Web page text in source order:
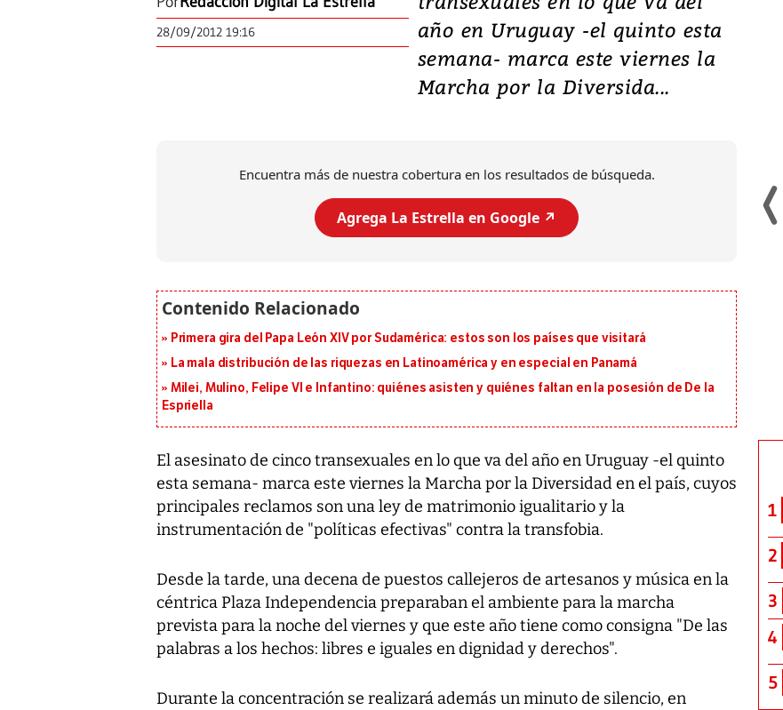
28/09/2012 19:16
año en Uruguay -el quinto esta
semana- marca este viernes la
Marcha por la Diversida...
Encuentra más de nuestra cobertura en los resultados de búsqueda.
Agrega La Estrella en Google ↗️
Primera gira del Papa León XIV por Sudamérica: estos son los países que visitará
La mala distribución de las riquezas en Latinoamérica y en especial en Panamá
Milei, Mulino, Felipe VI e Infantino: quiénes asisten y quiénes faltan en la posesión de De la
Espriella
El asesinato de cinco transexuales en lo que va del año en Uruguay -el quinto
esta semana- marca este viernes la Marcha por la Diversidad en el país, cuyos
principales reclamos son una ley de matrimonio igualitario y la
instrumentación de "políticas efectivas" contra la transfobia.
Desde la tarde, una decena de puestos callejeros de artesanos y música en la
céntrica Plaza Independencia preparaban el ambiente para la marcha
prevista para la noche del viernes y que este año tiene como consigna "De las
palabras a los hechos: libres e iguales en dignidad y derechos".
Durante la concentración se realizará además un minuto de silencio, en
candidatura con
promesas de inversión
en defensa, educación y
tierras raras
Entre recuerdos y escuetas
da Silva, oficializó este domingo su
candidatura...
1
2
3
4
5